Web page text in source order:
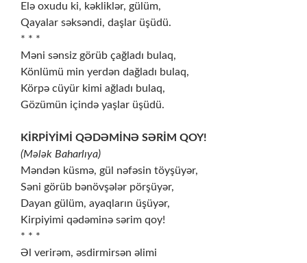
Elə oxudu ki, kəkliklər, gülüm,
Qayalar səksəndi, daşlar üşüdü.
* * *
Məni sənsiz görüb çağladı bulaq,
Könlümü min yerdən dağladı bulaq,
Körpə cüyür kimi ağladı bulaq,
Gözümün içində yaşlar üşüdü.
KİRPİYİMİ QƏDƏMİNƏ SƏRİM QOY!
(Mələk Baharlıya)
Məndən küsmə, gül nəfəsin töyşüyər,
Səni görüb bənövşələr pörşüyər,
Dayan gülüm, ayaqların üşüyər,
Kirpiyimi qədəminə sərim qoy!
* * *
Əl verirəm, əsdirmirsən əlimi